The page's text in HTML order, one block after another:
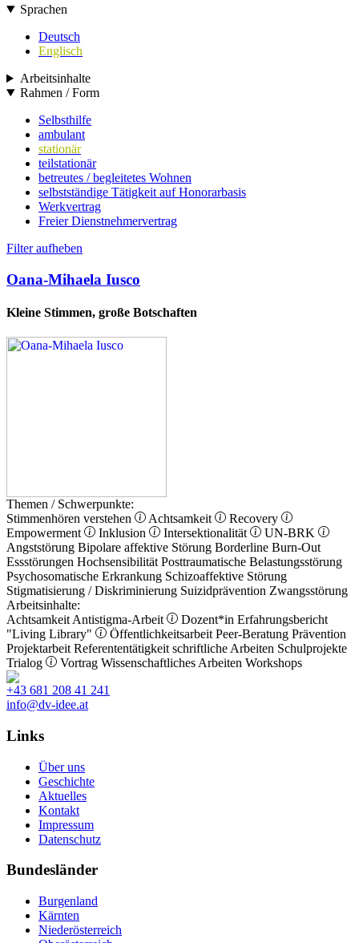
Sprachen
Deutsch
Englisch
Arbeitsinhalte
Rahmen / Form
Selbsthilfe
ambulant
stationär
teilstationär
betreutes / begleitetes Wohnen
selbstständige Tätigkeit auf Honorarbasis
Werkvertrag
Freier Dienstnehmervertrag
Filter aufheben
Oana-Mihaela Iusco
Kleine Stimmen, große Botschaften
Themen / Schwerpunkte:
Stimmenhören verstehen
Achtsamkeit
Recovery
Empowerment
Inklusion Intersektionalität
UN-BRK
Angststörung Bipolare affektive Störung Borderline Burn-Out
Essstörungen Hochsensibilität Posttraumatische Belastungsstörung
Psychosomatische Erkrankung Schizoaffektive Störung
Stigmatisierung / Diskriminierung Suizidprävention Zwangsstörung
Arbeitsinhalte:
Achtsamkeit Antistigma-Arbeit Dozent*in Erfahrungsbericht
"Living Library"
Öffentlichkeitsarbeit Peer-Beratung Prävention
Projektarbeit Referententätigkeit schriftliche Arbeiten Schulprojekte
Trialog
Vortrag Wissenschaftliches Arbeiten Workshops
+43 681 208 41 241
info@dv-idee.at
Links
Über uns
Geschichte
Aktuelles
Kontakt
Impressum
Datenschutz
Bundesländer
Burgenland
Kärnten
Niederösterreich